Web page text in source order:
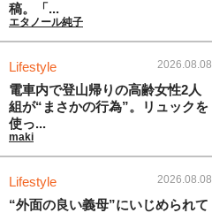
稿。「...
エタノール純子
Lifestyle 2026.08.08
電車内で登山帰りの高齢女性2人
組が“まさかの行為”。リュックを
使っ...
maki
Lifestyle 2026.08.08
“外面の良い義母”にいじめられて